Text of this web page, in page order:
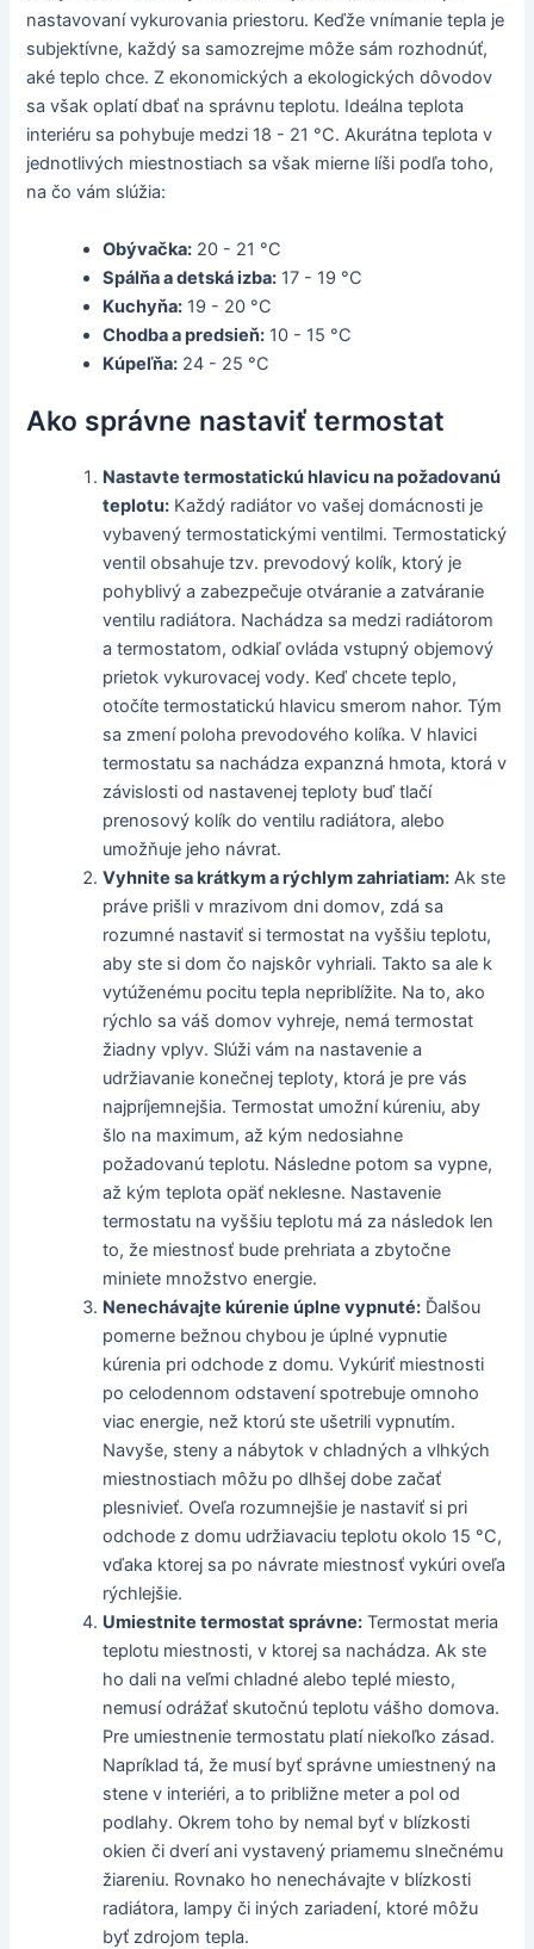
nastavovaní vykurovania priestoru. Keďže vnímanie tepla je
subjektívne, každý sa samozrejme môže sám rozhodnúť,
aké teplo chce. Z ekonomických a ekologických dôvodov
sa však oplatí dbať na správnu teplotu. Ideálna teplota
interiéru sa pohybuje medzi 18 - 21 °C. Akurátna teplota v
jednotlivých miestnostiach sa však mierne líši podľa toho,
na čo vám slúžia:
Obývačka: 20 - 21 °C
Spálňa a detská izba: 17 - 19 °C
Kuchyňa: 19 - 20 °C
Chodba a predsieň: 10 - 15 °C
Kúpeľňa: 24 - 25 °C
Ako správne nastaviť termostat
Nastavte termostatickú hlavicu na požadovanú
teplotu: Každý radiátor vo vašej domácnosti je
vybavený termostatickými ventilmi. Termostatický
ventil obsahuje tzv. prevodový kolík, ktorý je
pohyblivý a zabezpečuje otváranie a zatváranie
ventilu radiátora. Nachádza sa medzi radiátorom
a termostatom, odkiaľ ovláda vstupný objemový
prietok vykurovacej vody. Keď chcete teplo,
otočíte termostatickú hlavicu smerom nahor. Tým
sa zmení poloha prevodového kolíka. V hlavici
termostatu sa nachádza expanzná hmota, ktorá v
závislosti od nastavenej teploty buď tlačí
prenosový kolík do ventilu radiátora, alebo
umožňuje jeho návrat.
Vyhnite sa krátkym a rýchlym zahriatiam: Ak ste
práve prišli v mrazivom dni domov, zdá sa
rozumné nastaviť si termostat na vyššiu teplotu,
aby ste si dom čo najskôr vyhriali. Takto sa ale k
vytúženému pocitu tepla nepriblížite. Na to, ako
rýchlo sa váš domov vyhreje, nemá termostat
žiadny vplyv. Slúži vám na nastavenie a
udržiavanie konečnej teploty, ktorá je pre vás
najpríjemnejšia. Termostat umožní kúreniu, aby
šlo na maximum, až kým nedosiahne
požadovanú teplotu. Následne potom sa vypne,
až kým teplota opäť neklesne. Nastavenie
termostatu na vyššiu teplotu má za následok len
to, že miestnosť bude prehriata a zbytočne
miniete množstvo energie.
Nenechávajte kúrenie úplne vypnuté: Ďalšou
pomerne bežnou chybou je úplné vypnutie
kúrenia pri odchode z domu. Vykúriť miestnosti
po celodennom odstavení spotrebuje omnoho
viac energie, než ktorú ste ušetrili vypnutím.
Navyše, steny a nábytok v chladných a vlhkých
miestnostiach môžu po dlhšej dobe začať
plesnivieť. Oveľa rozumnejšie je nastaviť si pri
odchode z domu udržiavaciu teplotu okolo 15 °C,
vďaka ktorej sa po návrate miestnosť vykúri oveľa
rýchlejšie.
Umiestnite termostat správne: Termostat meria
teplotu miestnosti, v ktorej sa nachádza. Ak ste
ho dali na veľmi chladné alebo teplé miesto,
nemusí odrážať skutočnú teplotu vášho domova.
Pre umiestnenie termostatu platí niekoľko zásad.
Napríklad tá, že musí byť správne umiestnený na
stene v interiéri, a to približne meter a pol od
podlahy. Okrem toho by nemal byť v blízkosti
okien či dverí ani vystavený priamemu slnečnému
žiareniu. Rovnako ho nenechávajte v blízkosti
radiátora, lampy či iných zariadení, ktoré môžu
byť zdrojom tepla.